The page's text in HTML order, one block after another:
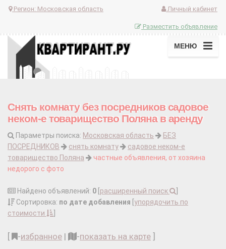
Регион: Московская область Личный кабинет
Разместить объявление
МЕНЮ
Снять комнату без посредников садовое
неком-е товарищество Поляна в аренду
Параметры поиска: Московская область
БЕЗ
ПОСРЕДНИКОВ
снять комнату
садовое неком-е
товарищество Поляна
частные объявления, от хозяина
недорого с фото
Найдено объявлений: 0 расширенный поиск
Сортировка: по дате добавления упорядочить по
стоимости
-избранное | -показать на карте